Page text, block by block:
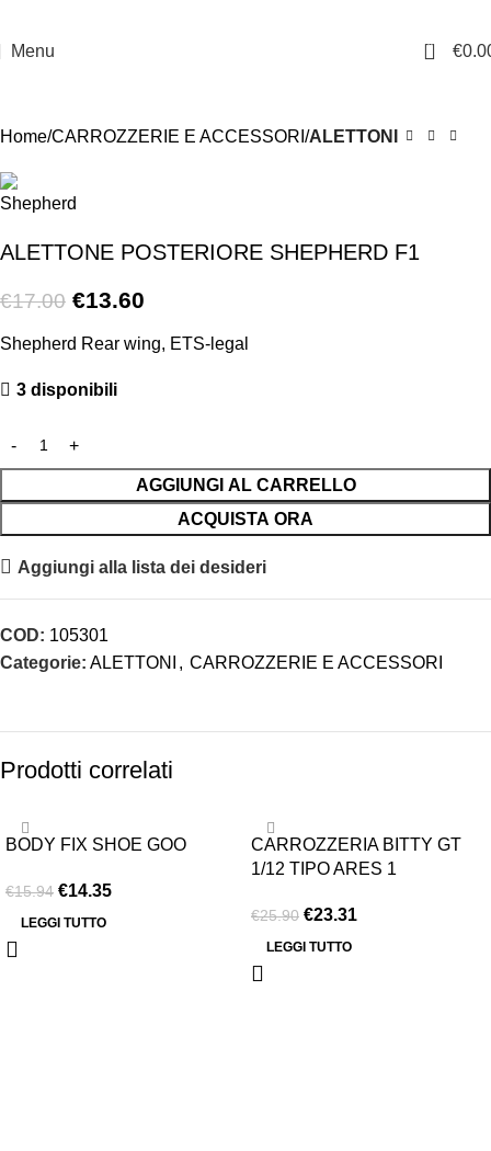
Menu 0 €
Home CARROZZERIE E ACCESSORI ALETTONI
ALETTONE POSTERIORE SHEPHERD F1
€17.00 €13.60
Shepherd Rear wing, ETS-legal
3 disponibili
AGGIUNGI AL CARRELLO
ACQUISTA ORA
Aggiungi alla lista dei desideri
COD: 105301
Categorie: ALETTONI , CARROZZERIE E ACCESSORI
Prodotti correlati
-10%
BODY FIX SHOE GOO
€15.94 €14.35
LEGGI TUTTO
-10%
ESAURITO
CARROZZERIA BITTY GT
1/12 TIPO ARES 1
€25.90 €23.31
LEGGI TUTTO